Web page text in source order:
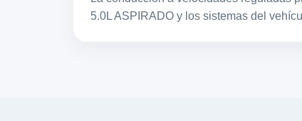
5.0L ASPIRADO y los sistemas del